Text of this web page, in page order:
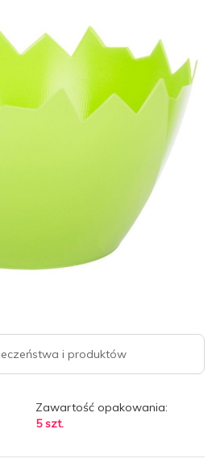
i produktów
Zawartość opakowania:
5 szt.